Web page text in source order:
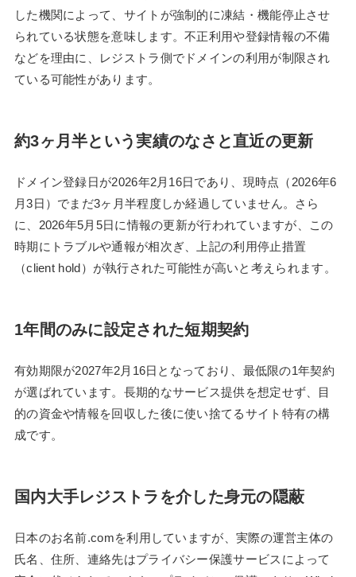
した機関によって、サイトが強制的に凍結・機能停止させ
られている状態を意味します。不正利用や登録情報の不備
などを理由に、レジストラ側でドメインの利用が制限され
ている可能性があります。
約3ヶ月半という実績のなさと直近の更新
ドメイン登録日が2026年2月16日であり、現時点（2026年6
月3日）でまだ3ヶ月半程度しか経過していません。さら
に、2026年5月5日に情報の更新が行われていますが、この
時期にトラブルや通報が相次ぎ、上記の利用停止措置
（client hold）が執行された可能性が高いと考えられます。
1年間のみに設定された短期契約
有効期限が2027年2月16日となっており、最低限の1年契約
が選ばれています。長期的なサービス提供を想定せず、目
的の資金や情報を回収した後に使い捨てるサイト特有の構
成です。
国内大手レジストラを介した身元の隠蔽
日本のお名前.comを利用していますが、実際の運営主体の
氏名、住所、連絡先はプライバシー保護サービスによって